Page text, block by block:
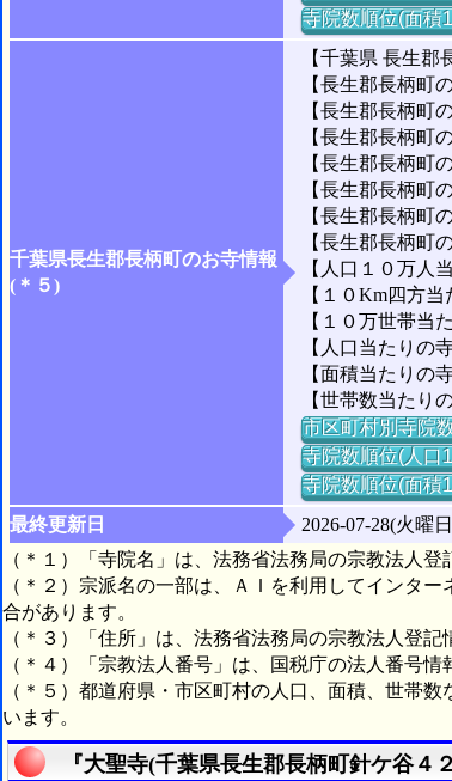
寺院数順位(面積
千葉県長生郡長柄町のお寺情報
(＊５)
【千葉県 長生郡
【長生郡長柄町
【長生郡長柄町
【長生郡長柄町
【長生郡長柄町
【長生郡長柄町
【長生郡長柄町
【長生郡長柄町
【人口１０万人
【１０Km四方
【１０万世帯当
【人口当たりの
【面積当たりの
【世帯数当たり
市区町村別寺院
寺院数順位(人口
寺院数順位(面積
最終更新日
2026-07-28(火曜
（＊１）「寺院名」は、法務省法務局の宗教法人登
（＊２）宗派名の一部は、ＡＩを利用してインタ
合があります。
（＊３）「住所」は、法務省法務局の宗教法人登記
（＊４）「宗教法人番号」は、国税庁の法人番号情
（＊５）都道府県・市区町村の人口、面積、世帯
います。
『大聖寺(千葉県長生郡長柄町針ケ谷４